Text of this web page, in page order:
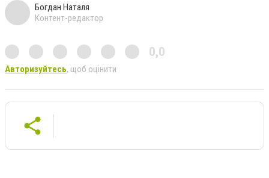
Богдан Наталя
Контент-редактор
0,0
Авторизуйтесь, щоб оцінити